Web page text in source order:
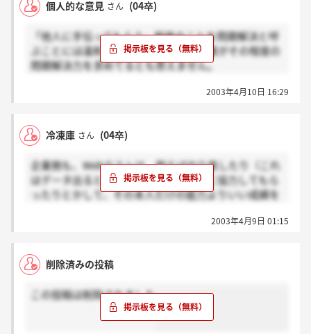
就職課には、対策の業者もすでに出入りしているそう
ということは、現在就職活動している人にはもう関係
ない、という話なのですね、トホホ・・・・
個人的な意見 さん (04卒)
「他人に手伝ってもらう」程度のことを問題解決と呼
ぶことには違和感があるし、また、企業がその程度の
問題解決力を求めてるとも思えません。
私が採用担当なら「費用と時間の削減」に魅力を感じ
を覚えますが、それは、後の筆記で落とせばいいと考
えます。
に紛れ込む確率は少ない(ゼロとは言いません)なんて
思うのです。
つぎ込むより、80の能力がある人材を少ないコストで
ょう。
なんて言っても、受験の側からすると納得行いないで
すよね。みなさん、人事になってこの制度を変える
か、システム構築の会社でうまい個人認証システムを
2003年4月10日 16:29
冷凍庫 さん (04卒)
企業側も、Webテストは、例えばやり直したり（これ
はデータ出ると思うんですが）、誰かに協力してもら
ったりとかして、その本人だけの能力よりいい成績を
お試し君さんの言うように、倫理観より問題解決能力
を重視するからだろうなって気がします。
多いだろうし、社会でやっていくにはしたたかさも必
要なんでしょうね。ゆっちさんが「ショックを受け
た」と言ってますが、その気持ちよく分かります。で
2003年4月9日 01:15
削除済みの投稿
この投稿は削除されました